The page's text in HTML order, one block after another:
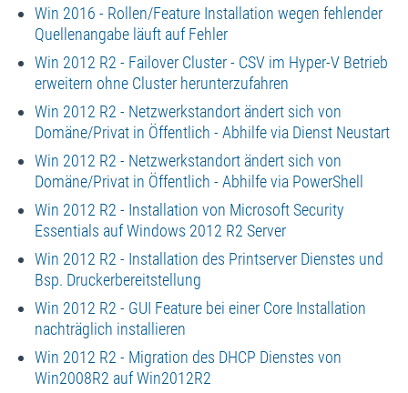
Win 2016 - Rollen/Feature Installation wegen fehlender
Quellenangabe läuft auf Fehler
Win 2012 R2 - Failover Cluster - CSV im Hyper-V Betrieb
erweitern ohne Cluster herunterzufahren
Win 2012 R2 - Netzwerkstandort ändert sich von
Domäne/Privat in Öffentlich - Abhilfe via Dienst Neustart
Win 2012 R2 - Netzwerkstandort ändert sich von
Domäne/Privat in Öffentlich - Abhilfe via PowerShell
Win 2012 R2 - Installation von Microsoft Security
Essentials auf Windows 2012 R2 Server
Win 2012 R2 - Installation des Printserver Dienstes und
Bsp. Druckerbereitstellung
Win 2012 R2 - GUI Feature bei einer Core Installation
nachträglich installieren
Win 2012 R2 - Migration des DHCP Dienstes von
Win2008R2 auf Win2012R2